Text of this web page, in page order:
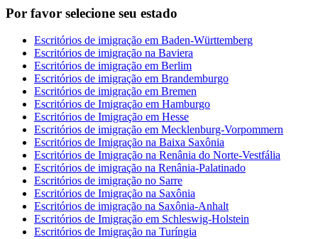
Por favor selecione seu estado
Escritórios de imigração em Baden-Württemberg
Escritórios de imigração na Baviera
Escritórios de imigração em Berlim
Escritórios de imigração em Brandemburgo
Escritórios de imigração em Bremen
Escritórios de Imigração em Hamburgo
Escritórios de Imigração em Hesse
Escritórios de imigração em Mecklenburg-Vorpommern
Escritórios de Imigração na Baixa Saxônia
Escritórios de Imigração na Renânia do Norte-Vestfália
Escritórios de imigração na Renânia-Palatinado
Escritórios de imigração no Sarre
Escritórios de Imigração na Saxônia
Escritórios de imigração na Saxônia-Anhalt
Escritórios de Imigração em Schleswig-Holstein
Escritórios de Imigração na Turíngia